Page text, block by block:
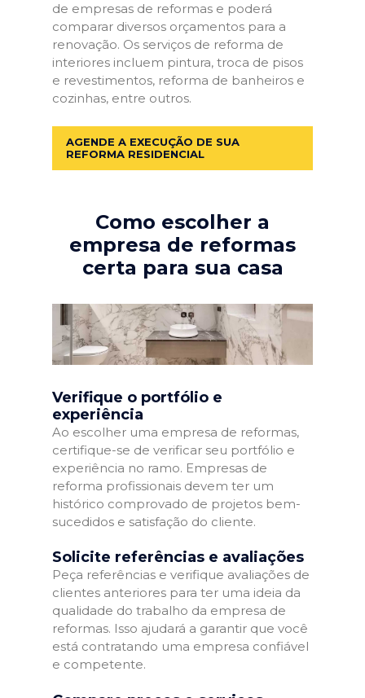
de empresas de reformas e poderá
comparar diversos orçamentos para a
renovação. Os serviços de reforma de
interiores incluem pintura, troca de pisos
e revestimentos, reforma de banheiros e
cozinhas, entre outros.
AGENDE A EXECUÇÃO DE SUA
REFORMA RESIDENCIAL
Como escolher a
empresa de reformas
certa para sua casa
Verifique o portfólio e
experiência
Ao escolher uma empresa de reformas,
certifique-se de verificar seu portfólio e
experiência no ramo. Empresas de
reforma profissionais devem ter um
histórico comprovado de projetos bem-
sucedidos e satisfação do cliente.
Solicite referências e avaliações
Peça referências e verifique avaliações de
clientes anteriores para ter uma ideia da
qualidade do trabalho da empresa de
reformas. Isso ajudará a garantir que você
está contratando uma empresa confiável
e competente.